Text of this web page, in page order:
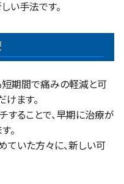
い手法です。
短期間で痛みの軽減と可
ます。
ることで、早期に治療が
。
ていた方々に、新しい可